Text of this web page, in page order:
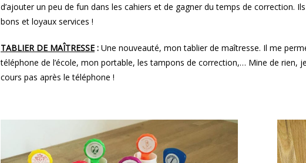
d’ajouter un peu de fun dans les cahiers et de gagner du temps de correction.
bons et loyaux services !
TABLIER DE MAÎTRESSE : Une nouveauté, mon tablier de maîtresse. Il me
téléphone de l’école, mon portable, les tampons de correction,… Mine de rien,
cours pas après le téléphone !